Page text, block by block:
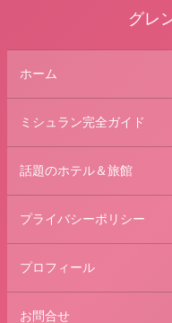
グレ
ホーム
ミシュラン完全ガイド
話題のホテル＆旅館
プライバシーポリシー
プロフィール
お問合せ